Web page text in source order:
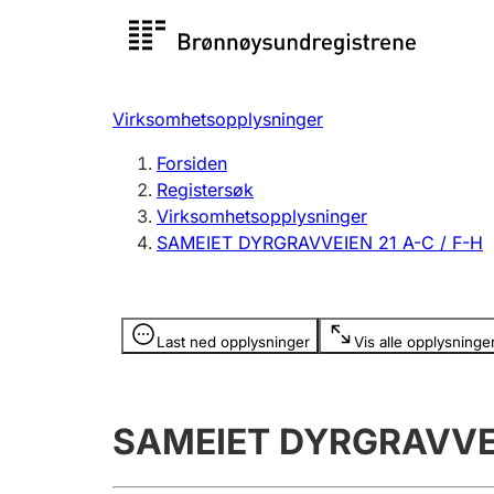
Registersøk
Registrere, endre, slette
Virksomhetsopplysninger
Forsiden
Registersøk
Virksomhetsopplysninger
SAMEIET DYRGRAVVEIEN 21 A-C / F-H
Last ned opplysninger Vis alle
Opplysninger er skjult
SAMEIET